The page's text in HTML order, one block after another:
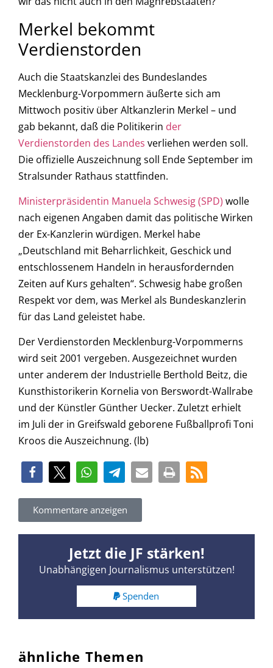
Merkel bekommt
Verdienstorden
Auch die Staatskanzlei des Bundeslandes
Mecklenburg-Vorpommern äußerte sich am
Mittwoch positiv über Altkanzlerin Merkel – und
gab bekannt, daß die Politikerin der
Verdienstorden des Landes verliehen werden soll.
Die offizielle Auszeichnung soll Ende September im
Stralsunder Rathaus stattfinden.
Ministerpräsidentin Manuela Schwesig (SPD) wolle
nach eigenen Angaben damit das politische Wirken
der Ex-Kanzlerin würdigen. Merkel habe
„Deutschland mit Beharrlichkeit, Geschick und
entschlossenem Handeln in herausfordernden
Zeiten auf Kurs gehalten“. Schwesig habe großen
Respekt vor dem, was Merkel als Bundeskanzlerin
für das Land geleistet habe.
Der Verdienstorden Mecklenburg-Vorpommerns
wird seit 2001 vergeben. Ausgezeichnet wurden
unter anderem der Industrielle Berthold Beitz, die
Kunsthistorikerin Kornelia von Berswordt-Wallrabe
und der Künstler Günther Uecker. Zuletzt erhielt
im Juli der in Greifswald geborene Fußballprofi Toni
Kroos die Auszeichnung. (lb)
Kommentare anzeigen
Jetzt die JF stärken!
Unabhängigen Journalismus unterstützen!
Spenden
ähnliche Themen